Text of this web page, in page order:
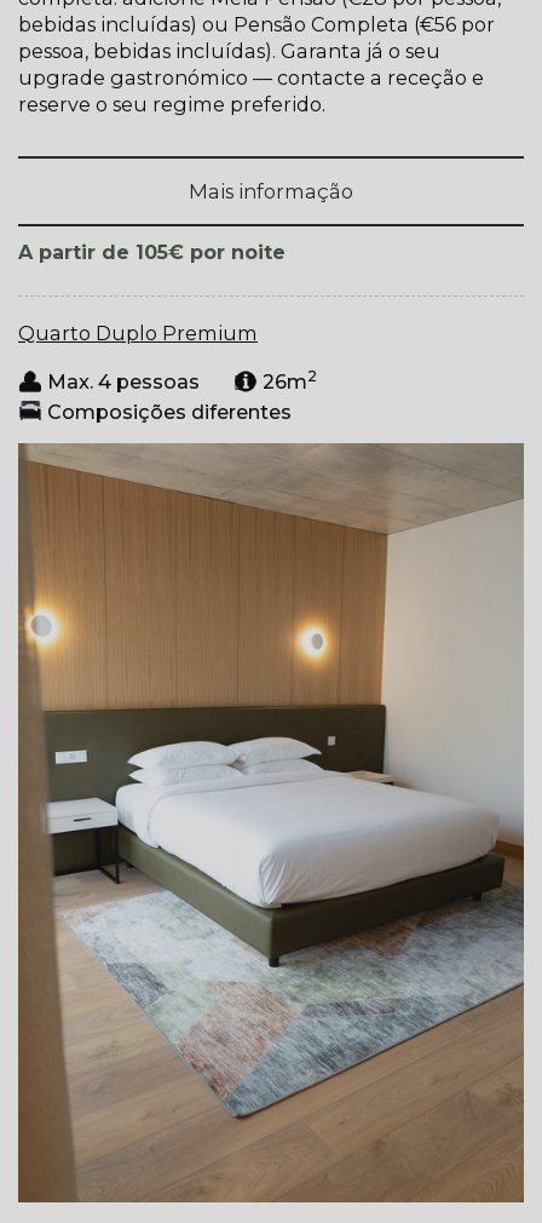
bebidas incluídas) ou Pensão Completa (€56 por
pessoa, bebidas incluídas). Garanta já o seu
upgrade gastronómico — contacte a receção e
reserve o seu regime preferido.
Mais informação
A partir de 105€ por noite
Quarto Duplo Premium
Max. 4 pessoas
26m2
Composições diferentes